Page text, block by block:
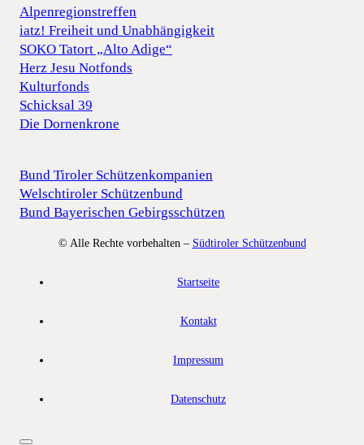
Alpenregionstreffen
iatz! Freiheit und Unabhängigkeit
SOKO Tatort „Alto Adige“
Herz Jesu Notfonds
Kulturfonds
Schicksal 39
Die Dornenkrone
Bund Tiroler Schützenkompanien
Welschtiroler Schützenbund
Bund Bayerischen Gebirgsschützen
© Alle Rechte vorbehalten – Südtiroler Schützenbund
Startseite
Kontakt
Impressum
Datenschutz